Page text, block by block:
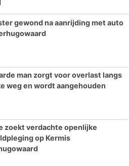
gewond na aanrijding met auto
man zorgt voor overlast langs
weg en wordt aangehouden
zoekt verdachte openlijke
op Kermis